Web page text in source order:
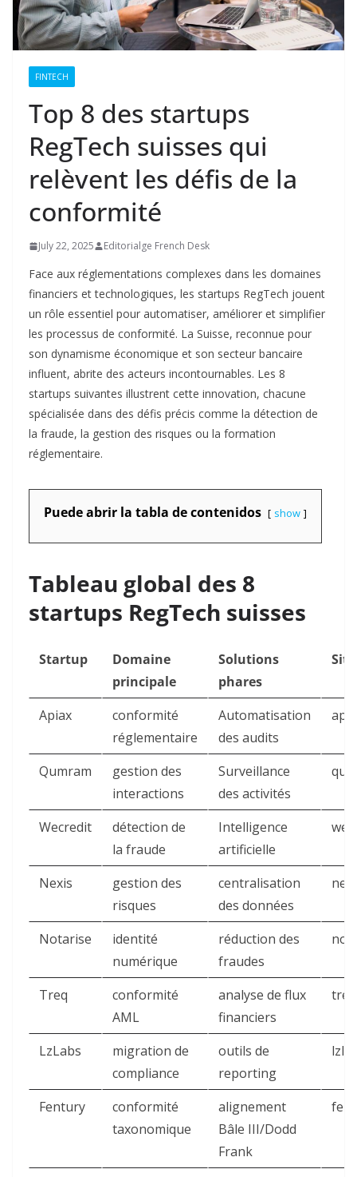
FINTECH
Top 8 des startups
RegTech suisses qui
relèvent les défis de la
conformité
July 22, 2025 Editorialge French Desk
Face aux réglementations complexes dans les domaines
financiers et technologiques, les startups RegTech jouent
un rôle essentiel pour automatiser, améliorer et simplifier
les processus de conformité. La Suisse, reconnue pour
son dynamisme économique et son secteur bancaire
influent, abrite des acteurs incontournables. Les 8
startups suivantes illustrent cette innovation, chacune
spécialisée dans des défis précis comme la détection de
la fraude, la gestion des risques ou la formation
réglementaire.
Puede abrir la tabla de contenidos show
Tableau global des 8
startups RegTech suisses
Startup
Domaine
principale
Solutions
phares
Apiax
conformité
réglementaire
Automatisation
des audits
Qumram
gestion des
interactions
Surveillance
des activités
Wecredit
détection de
la fraude
Intelligence
artificielle
Nexis
gestion des
risques
centralisation
des données
Notarise
identité
numérique
réduction des
fraudes
Treq
conformité
AML
analyse de flux
financiers
LzLabs
migration de
compliance
outils de
reporting
Fentury
conformité
taxonomique
alignement
Bâle III/Dodd
Frank